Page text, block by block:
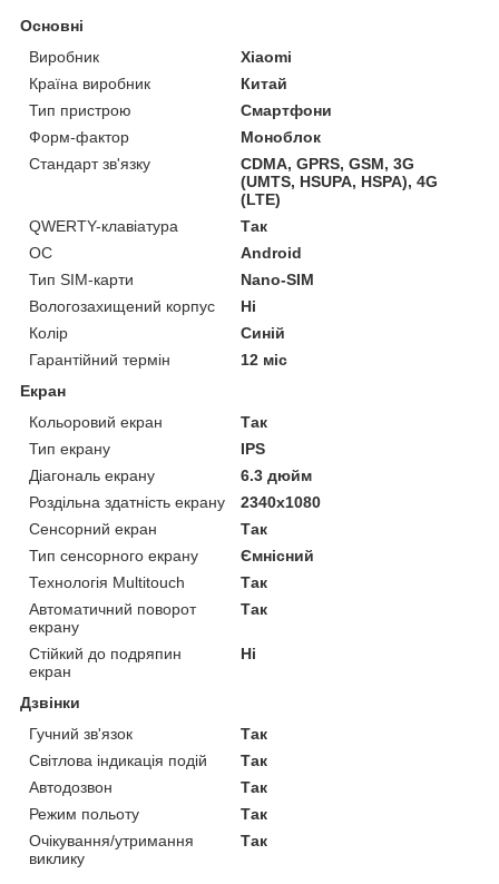
Основні
Виробник
Xiaomi
Країна виробник
Китай
Тип пристрою
Смартфони
Форм-фактор
Моноблок
Стандарт зв'язку
CDMA, GPRS, GSM, 3G
(UMTS, HSUPA, HSPA), 4G
(LTE)
QWERTY-клавіатура
Так
ОС
Android
Тип SIM-карти
Nano-SIM
Вологозахищений корпус
Ні
Колір
Синій
Гарантійний термін
12 міс
Екран
Кольоровий екран
Так
Тип екрану
IPS
Діагональ екрану
6.3 дюйм
Роздільна здатність екрану
2340х1080
Сенсорний екран
Так
Тип сенсорного екрану
Ємнісний
Технологія Multitouch
Так
Автоматичний поворот
екрану
Так
Стійкий до подряпин
екран
Ні
Дзвінки
Гучний зв'язок
Так
Світлова індикація подій
Так
Автодозвон
Так
Режим польоту
Так
Очікування/утримання
виклику
Так